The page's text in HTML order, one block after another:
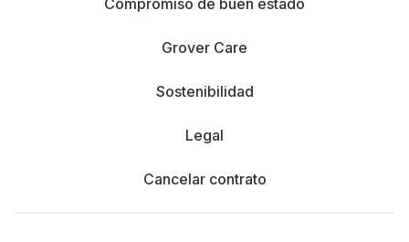
Compromiso de buen estado
Grover Care
Sostenibilidad
Legal
Cancelar contrato